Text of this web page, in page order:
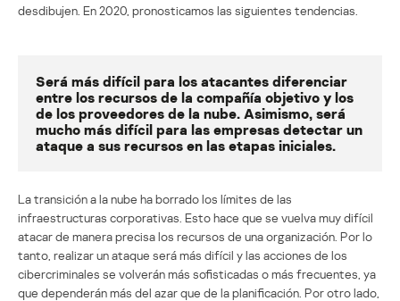
desdibujen. En 2020, pronosticamos las siguientes tendencias.
Será más difícil para los atacantes diferenciar
entre los recursos de la compañía objetivo y los
de los proveedores de la nube. Asimismo, será
mucho más difícil para las empresas detectar un
ataque a sus recursos en las etapas iniciales.
La transición a la nube ha borrado los límites de las
infraestructuras corporativas. Esto hace que se vuelva muy difícil
atacar de manera precisa los recursos de una organización. Por lo
tanto, realizar un ataque será más difícil y las acciones de los
cibercriminales se volverán más sofisticadas o más frecuentes, ya
que dependerán más del azar que de la planificación. Por otro lado,